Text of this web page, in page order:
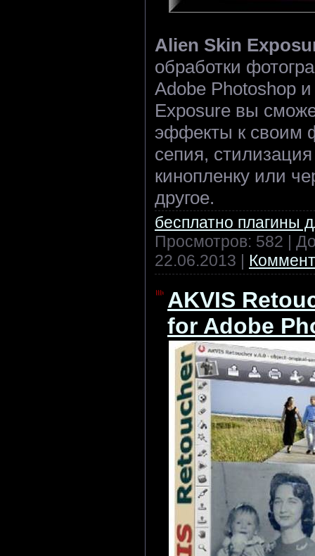
Alien Skin
обработки
Adobe Photoshop
Exposure вы
эффекты к своим
сепия,
кинопленку или
другое.
бесплатно плагины
Просмотров: 582 |
22.06.2013 |
AKVIS
for Adobe